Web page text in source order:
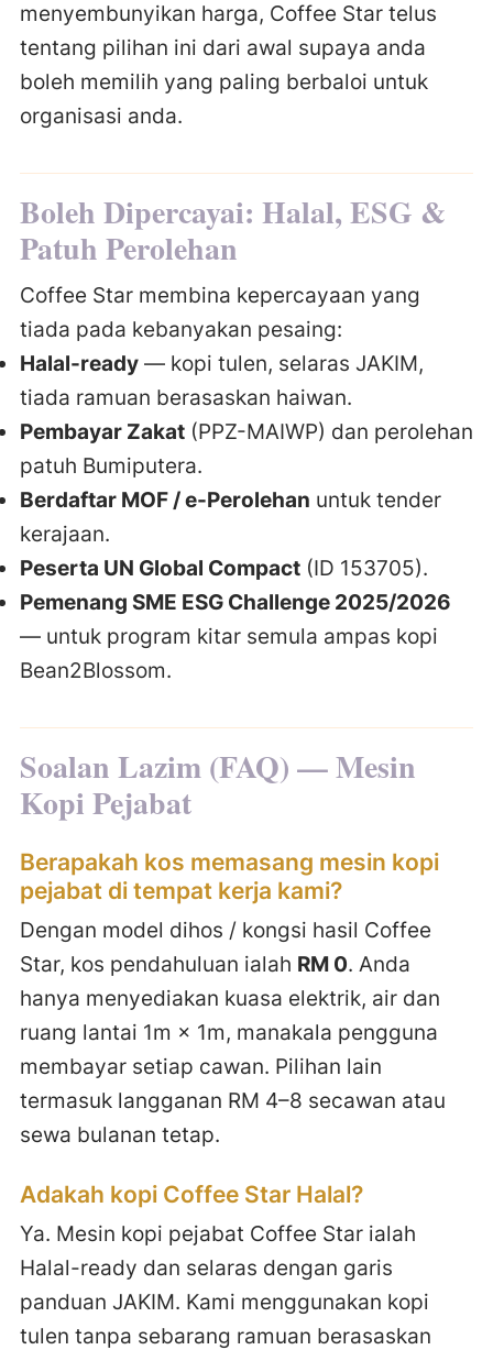
menyembunyikan harga, Coffee Star telus
tentang pilihan ini dari awal supaya anda
boleh memilih yang paling berbaloi untuk
organisasi anda.
Boleh Dipercayai: Halal, ESG &
Patuh Perolehan
Coffee Star membina kepercayaan yang
tiada pada kebanyakan pesaing:
Halal-ready — kopi tulen, selaras JAKIM,
tiada ramuan berasaskan haiwan.
Pembayar Zakat (PPZ-MAIWP) dan perolehan
patuh Bumiputera.
Berdaftar MOF / e-Perolehan untuk tender
kerajaan.
Peserta UN Global Compact (ID 153705).
Pemenang SME ESG Challenge 2025/2026
— untuk program kitar semula ampas kopi
Bean2Blossom.
Soalan Lazim (FAQ) — Mesin
Kopi Pejabat
Berapakah kos memasang mesin kopi
pejabat di tempat kerja kami?
Dengan model dihos / kongsi hasil Coffee
Star, kos pendahuluan ialah RM 0. Anda
hanya menyediakan kuasa elektrik, air dan
ruang lantai 1m × 1m, manakala pengguna
membayar setiap cawan. Pilihan lain
termasuk langganan RM 4–8 secawan atau
sewa bulanan tetap.
Adakah kopi Coffee Star Halal?
Ya. Mesin kopi pejabat Coffee Star ialah
Halal-ready dan selaras dengan garis
panduan JAKIM. Kami menggunakan kopi
tulen tanpa sebarang ramuan berasaskan